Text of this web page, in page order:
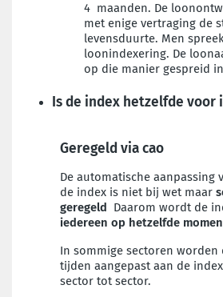
4 maanden. De
met enige vertraging de
levensduurte. Men
loonindexering. De
op die manier gespreid
Is de index hetzelfde voor
Geregeld via cao
De automatische aanpassing
de index is niet bij wet maar
geregeld Daarom wordt de
iedereen op hetzelfde
In sommige sectoren worden
tijden aangepast aan de
sector tot sector.